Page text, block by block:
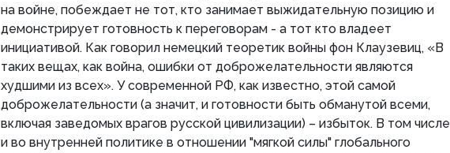
на войне, побеждает не тот, кто занимает выжидательную позицию и
демонстрирует готовность к переговорам - а тот кто владеет
инициативой. Как говорил немецкий теоретик войны фон Клаузевиц, «В
таких вещах, как война, ошибки от доброжелательности являются
худшими из всех». У современной РФ, как известно, этой самой
доброжелательности (а значит, и готовности быть обманутой всеми,
включая заведомых врагов русской цивилизации) – избыток. В том числе
и во внутренней политике в отношении "мягкой силы" глобального